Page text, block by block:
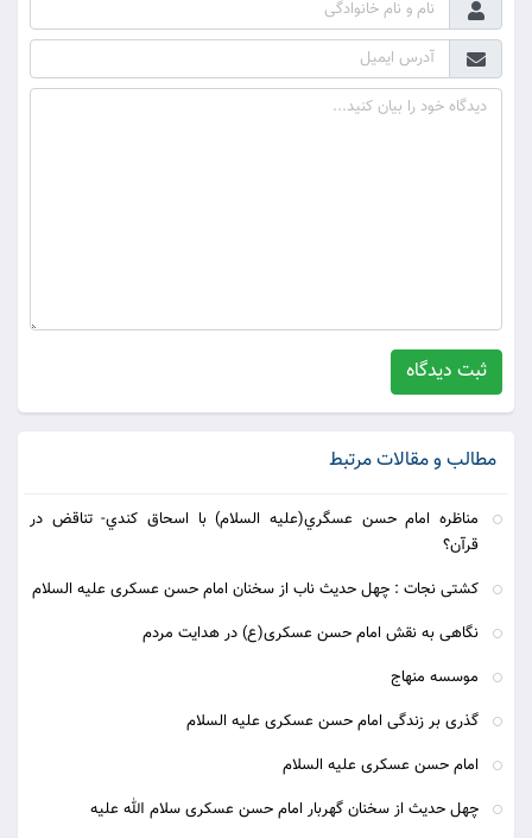
ثبت دیدگاه
مطالب و مقالات مرتبط
مناظره امام حسن عسگري(علیه السلام) با اسحاق كندي- تناقض در
قرآن؟
کشتی نجات : چهل حدیث ناب از سخنان امام حسن عسکری علیه السلام
نگاهی به نقش امام حسن عسکری(ع) در هدایت مردم
موسسه منهاج
گذری بر زندگی امام حسن عسکری علیه السلام
امام حسن عسکری علیه السلام
چهل حدیث از سخنان گهربار امام حسن عسکری سلام الله علیه